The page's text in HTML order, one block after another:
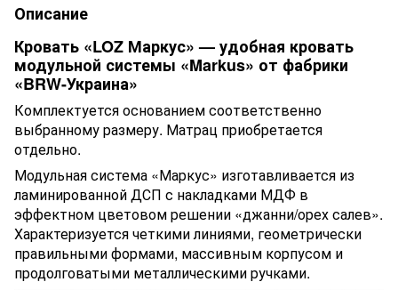
Описание
Кровать «LOZ Маркус» — удобная кровать
модульной системы «Markus» от фабрики
«BRW-Украина»
Комплектуется основанием соответственно
выбранному размеру. Матрац приобретается
отдельно.
Модульная система «Маркус» изготавливается из
ламинированной ДСП с накладками МДФ в
эффектном цветовом решении «джанни/орех салев».
Характеризуется четкими линиями, геометрически
правильными формами, массивным корпусом и
продолговатыми металлическими ручками.